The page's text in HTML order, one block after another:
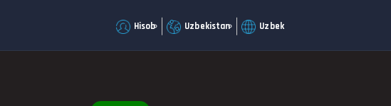
Hisob Uzbekistan Uzbek